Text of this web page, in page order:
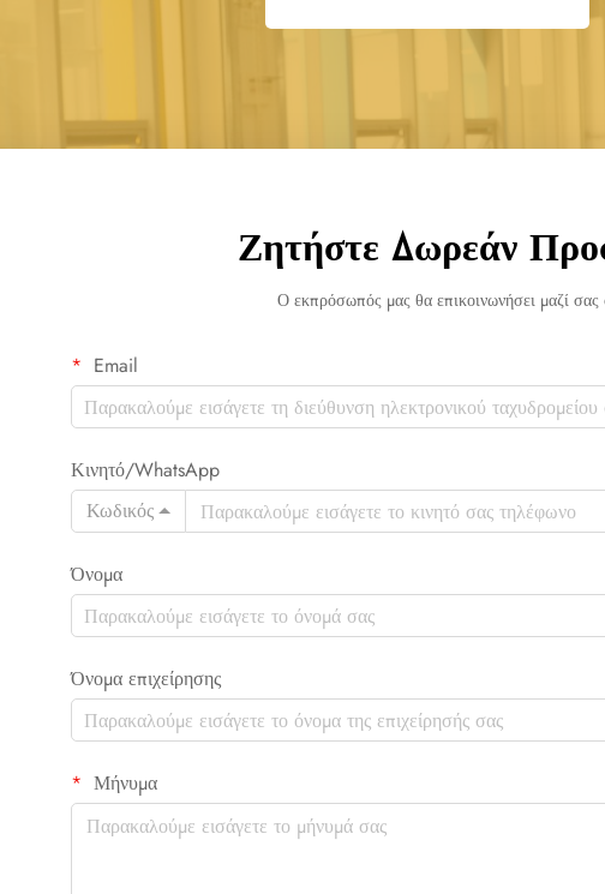
Ζητήστε Δωρεάν
Ο εκπρόσωπός μας θα επικοινωνήσει μαζί σας
Email
Κινητό/WhatsApp
Κωδικός
Όνομα
Όνομα επιχείρησης
Μήνυμα